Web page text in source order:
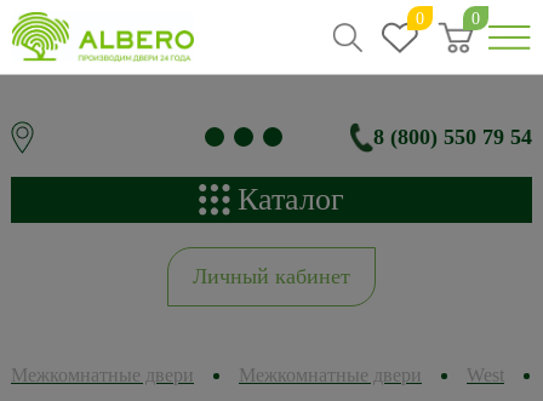
0 0
8 (800) 550 79 54
Каталог
Личный кабинет
Межкомнатные двери Межкомнатные двери West